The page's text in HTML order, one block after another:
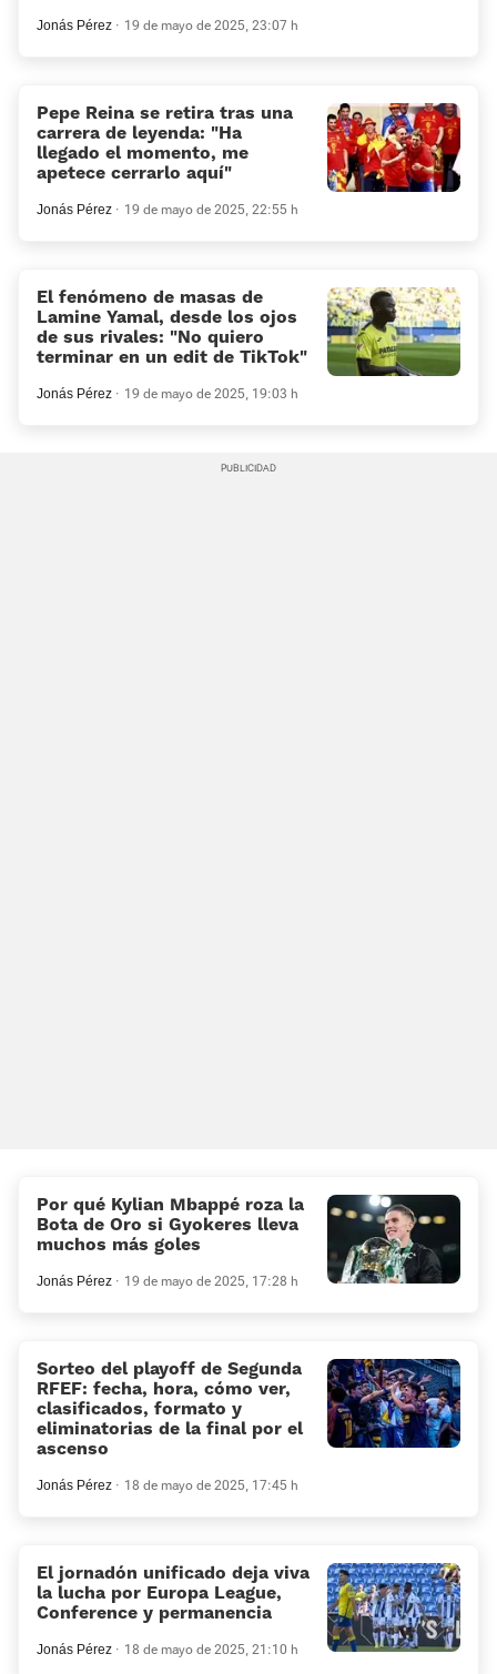
Jonás Pérez 19 de mayo de 2025, 23:07 h
Pepe Reina se retira tras una
carrera de leyenda: "Ha
llegado el momento, me
apetece cerrarlo aquí"
Jonás Pérez 19 de mayo de 2025, 22:55 h
El fenómeno de masas de
Lamine Yamal, desde los ojos
de sus rivales: “No quiero
terminar en un edit de TikTok”
Jonás Pérez 19 de mayo de 2025, 19:03 h
Por qué Kylian Mbappé roza la
Bota de Oro si Gyokeres lleva
muchos más goles
Jonás Pérez 19 de mayo de 2025, 17:28 h
Sorteo del playoff de Segunda
RFEF: fecha, hora, cómo ver,
clasificados, formato y
eliminatorias de la final por el
ascenso
Jonás Pérez 18 de mayo de 2025, 17:45 h
El jornadón unificado deja viva
la lucha por Europa League,
Conference y permanencia
Jonás Pérez 18 de mayo de 2025, 21:10 h